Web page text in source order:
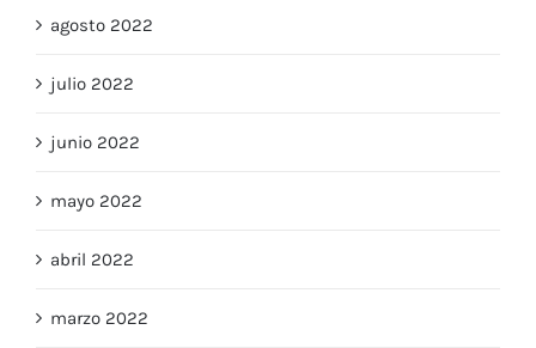
agosto 2022
julio 2022
junio 2022
mayo 2022
abril 2022
marzo 2022